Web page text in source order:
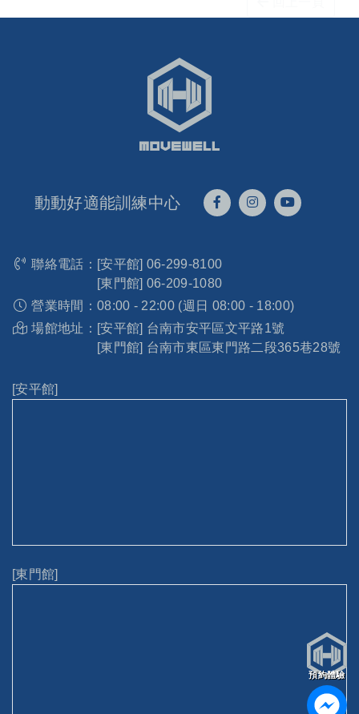
動動好適能訓練中心
聯絡電話： [安平館] 06-299-8100
[東門館] 06-209-1080
營業時間： 08:00 - 22:00 (週日 08:00 - 18:00)
場館地址： [安平館] 台南市安平區文平路1號
[東門館] 台南市東區東門路二段365巷28號
[安平館]
[東門館]
預約體驗